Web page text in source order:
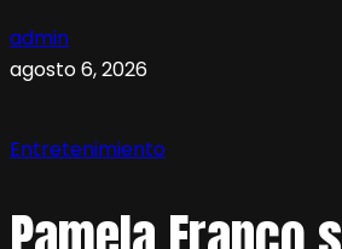
admin
agosto 6, 2026
Entretenimiento